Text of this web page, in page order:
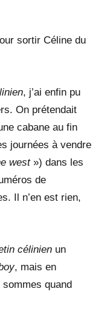
sortir Céline du
, j’ai enfin pu
On prétendait
cabane au fin
journées à vendre
west») dans les
de
Il n’en est rien,
célinien un
, mais en
quand